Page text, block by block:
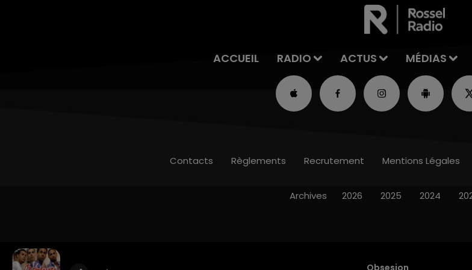
ACCUEIL RADIO ACTUS MÉDIAS
Obsesion
Contacts Règlements Recrutement Mentions Légales
Archives 2026 2025 2024